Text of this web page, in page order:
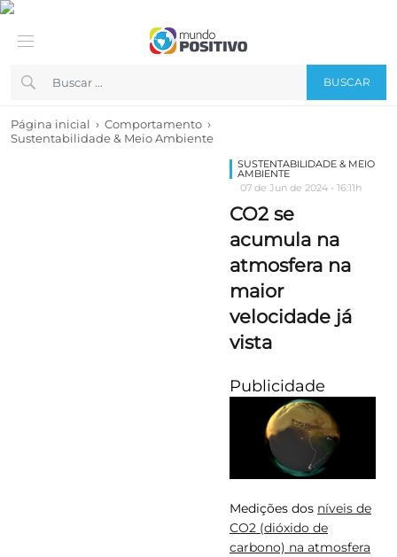
BUSCAR
Página inicial › Comportamento ›
Sustentabilidade & Meio Ambiente
SUSTENTABILIDADE & MEIO
AMBIENTE
07 de Jun de 2024 - 16:11h
CO2 se
acumula na
atmosfera na
maior
velocidade já
vista
Publicidade
Medições dos níveis de
CO2 (dióxido de
carbono) na atmosfera